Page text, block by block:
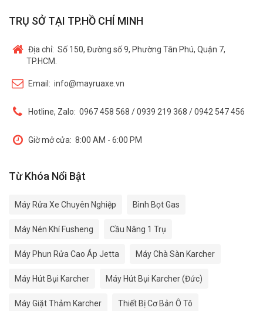
TRỤ SỞ TẠI TP.HỒ CHÍ MINH
Địa chỉ: Số 150, Đường số 9, Phường Tân Phú, Quận 7,
TP.HCM.
Email: info@mayruaxe.vn
Hotline, Zalo: 0967 458 568 / 0939 219 368 / 0942 547 456
Giờ mở cửa: 8:00 AM - 6:00 PM
Từ Khóa Nổi Bật
Máy Rửa Xe Chuyên Nghiệp Bình Bọt Gas
Máy Nén Khí Fusheng Cầu Nâng 1 Trụ
Máy Phun Rửa Cao Áp Jetta Máy Chà Sàn Karcher
Máy Hút Bụi Karcher Máy Hút Bụi Karcher (Đức)
Máy Giặt Thảm Karcher Thiết Bị Cơ Bản Ô Tô